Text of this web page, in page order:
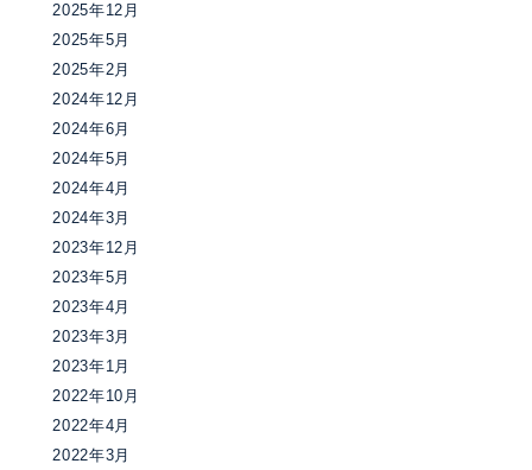
2025年12月
2025年5月
2025年2月
2024年12月
2024年6月
2024年5月
2024年4月
2024年3月
2023年12月
2023年5月
2023年4月
2023年3月
2023年1月
2022年10月
2022年4月
2022年3月